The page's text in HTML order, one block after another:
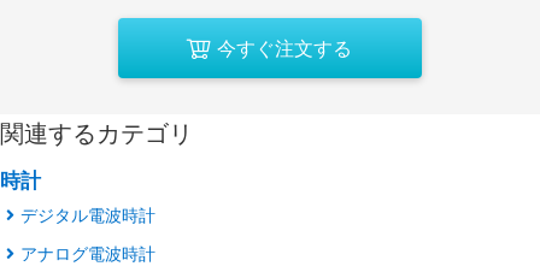
今すぐ注文する
関連するカテゴリ
時計
デジタル電波時計
アナログ電波時計